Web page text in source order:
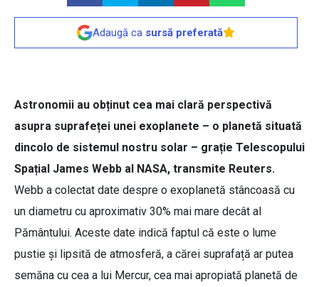
Adaugă ca sursă preferată
Astronomii au obținut cea mai clară perspectivă
asupra suprafeței unei exoplanete – o planetă situată
dincolo de sistemul nostru solar – grație Telescopului
Spațial James Webb al NASA, transmite Reuters.
Webb a colectat date despre o exoplanetă stâncoasă cu
un diametru cu aproximativ 30% mai mare decât al
Pământului. Aceste date indică faptul că este o lume
pustie și lipsită de atmosferă, a cărei suprafață ar putea
semăna cu cea a lui Mercur, cea mai apropiată planetă de